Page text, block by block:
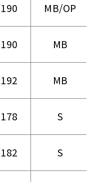
190 MB/OP
190 MB
192 MB
178 S
182 S